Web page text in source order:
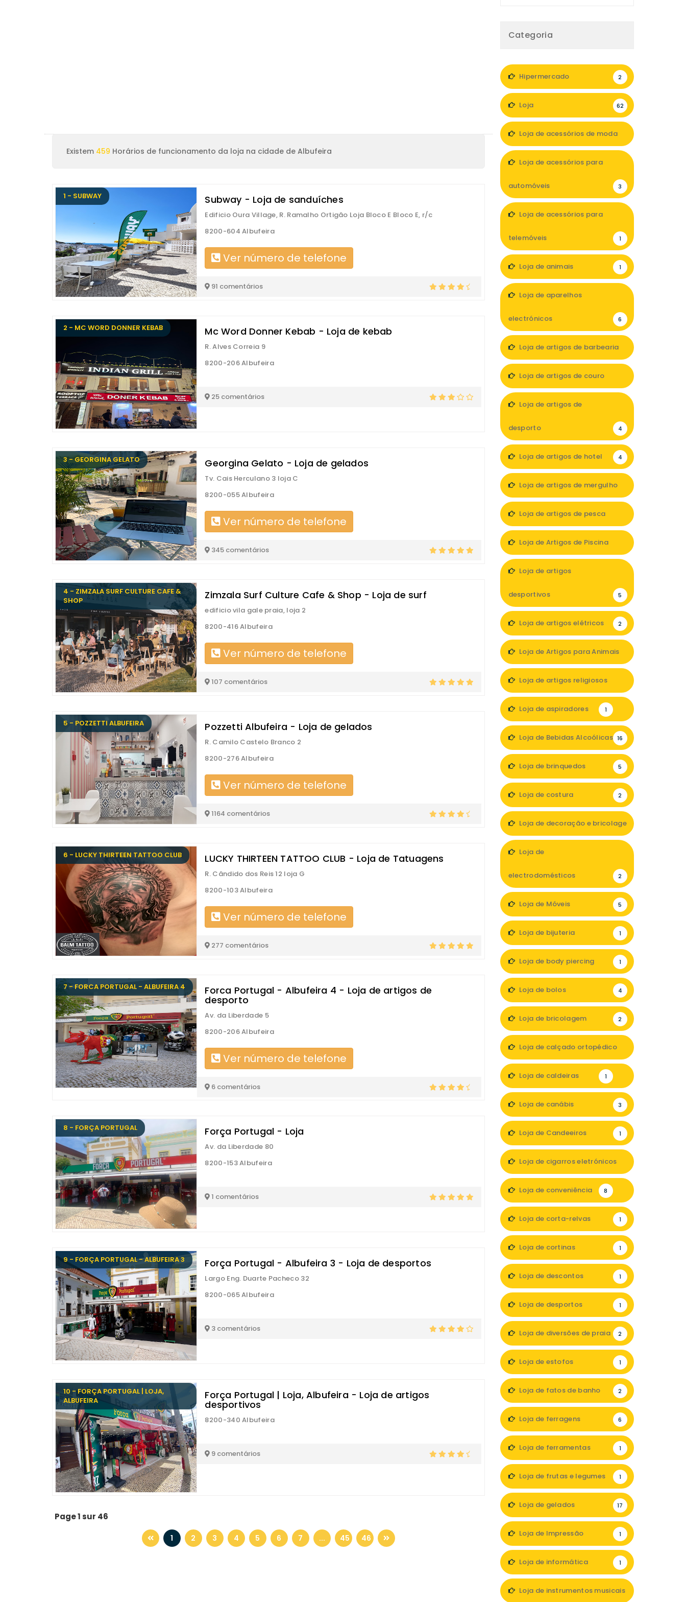
Existem 459 Horários de funcionamento da loja na cidade de Albufeira
1 - SUBWAY Subway - Loja de sanduíches
Edificio Oura Village, R. Ramalho Ortigão Loja Bloco E Bloco E, r/c
8200-604 Albufeira
Ver número de telefone
91 comentários
2 - MC WORD DONNER KEBAB Mc Word Donner Kebab - Loja de kebab
R. Alves Correia 9
8200-206 Albufeira
25 comentários
3 - GEORGINA GELATO Georgina Gelato - Loja de gelados
Tv. Cais Herculano 3 loja C
8200-055 Albufeira
Ver número de telefone
345 comentários
4 - ZIMZALA SURF CULTURE CAFE &
SHOP
Zimzala Surf Culture Cafe & Shop - Loja de surf
edificio vila gale praia, loja 2
8200-416 Albufeira
Ver número de telefone
107 comentários
5 - POZZETTI ALBUFEIRA Pozzetti Albufeira - Loja de gelados
R. Camilo Castelo Branco 2
8200-276 Albufeira
Ver número de telefone
1164 comentários
6 - LUCKY THIRTEEN TATTOO CLUB LUCKY THIRTEEN TATTOO CLUB - Loja de Tatuagens
R. Cândido dos Reis 12 loja G
8200-103 Albufeira
Ver número de telefone
277 comentários
7 - FORCA PORTUGAL - ALBUFEIRA 4 Forca Portugal - Albufeira 4 - Loja de artigos de
desporto
Av. da Liberdade 5
8200-206 Albufeira
Ver número de telefone
6 comentários
8 - FORÇA PORTUGAL Força Portugal - Loja
Av. da Liberdade 80
8200-153 Albufeira
1 comentários
9 - FORÇA PORTUGAL - ALBUFEIRA 3 Força Portugal - Albufeira 3 - Loja de desportos
Largo Eng. Duarte Pacheco 32
8200-065 Albufeira
3 comentários
10 - FORÇA PORTUGAL | LOJA,
ALBUFEIRA
Força Portugal | Loja, Albufeira - Loja de artigos
desportivos
8200-340 Albufeira
9 comentários
Page 1 sur 46
1 2 3 4 5 6 7 ... 45 46
Categoria
Hipermercado 2
Loja 62
Loja de acessórios de moda
Loja de acessórios para
automóveis 3
Loja de acessórios para
telemóveis 1
Loja de animais 1
Loja de aparelhos
electrónicos 6
Loja de artigos de barbearia
Loja de artigos de couro
Loja de artigos de
desporto 4
Loja de artigos de hotel 4
Loja de artigos de mergulho
Loja de artigos de pesca
Loja de Artigos de Piscina
Loja de artigos
desportivos 5
Loja de artigos elétricos 2
Loja de Artigos para Animais
Loja de artigos religiosos
Loja de aspiradores 1
Loja de Bebidas Alcoólicas 16
Loja de brinquedos 5
Loja de costura 2
Loja de decoração e bricolage
Loja de
electrodomésticos 2
Loja de Móveis 5
Loja de bijuteria 1
Loja de body piercing 1
Loja de bolos 4
Loja de bricolagem 2
Loja de calçado ortopédico
Loja de caldeiras 1
Loja de canábis 3
Loja de Candeeiros 1
Loja de cigarros eletrónicos
Loja de conveniência 8
Loja de corta-relvas 1
Loja de cortinas 1
Loja de descontos 1
Loja de desportos 1
Loja de diversões de praia 2
Loja de estofos 1
Loja de fatos de banho 2
Loja de ferragens 6
Loja de ferramentas 1
Loja de frutas e legumes 1
Loja de gelados 17
Loja de Impressão 1
Loja de informática 1
Loja de instrumentos musicais